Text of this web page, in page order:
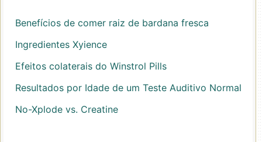
Benefícios de comer raiz de bardana fresca
Ingredientes Xyience
Efeitos colaterais do Winstrol Pills
Resultados por Idade de um Teste Auditivo Normal
No-Xplode vs. Creatine